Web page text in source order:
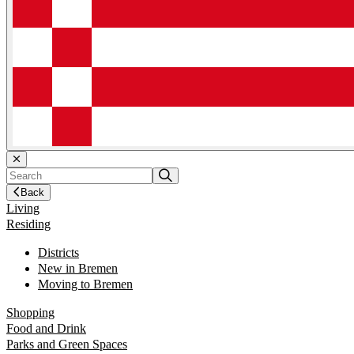
Back
Living
Residing
Districts
New in Bremen
Moving to Bremen
Shopping
Food and Drink
Parks and Green Spaces